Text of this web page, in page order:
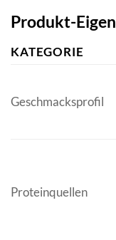
Produkt-
KATEGORIE
Geschmacksprofil
Proteinquellen